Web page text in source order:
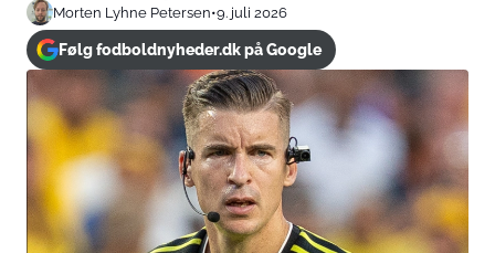
Morten Lyhne Petersen•9. juli 2026
Følg fodboldnyheder.dk på Google